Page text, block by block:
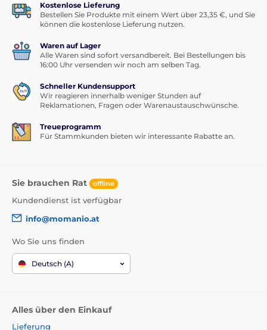
Kostenlose Lieferung
Bestellen Sie Produkte mit einem Wert über 23,35 €, und Sie
können die kostenlose Lieferung nutzen.
Waren auf Lager
Alle Waren sind sofort versandbereit. Bei Bestellungen bis
16:00 Uhr versenden wir noch am selben Tag.
Schneller Kundensupport
Wir reagieren innerhalb weniger Stunden auf
Reklamationen, Fragen oder Warenaustauschwünsche.
Treueprogramm
Für Stammkunden bieten wir interessante Rabatte an.
Sie brauchen Rat offline
Kundendienst ist verfügbar
info@momanio.at
Wo Sie uns finden
Deutsch (A)
Alles über den Einkauf
Lieferung